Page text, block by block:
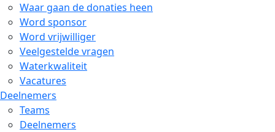
Waar gaan de donaties heen
Word sponsor
Word vrijwilliger
Veelgestelde vragen
Waterkwaliteit
Vacatures
Deelnemers
Teams
Deelnemers